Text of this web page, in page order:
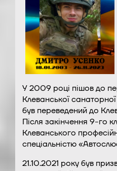
У 2009 році пішов до
Клеванської
був переведений до
Після закінчення 9-го
Клеванського
спеціальністю
21.10.2021 року був